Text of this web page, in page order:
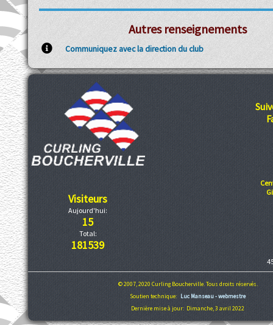
Autres renseignements
Communiquez avec la direction du club
Visiteurs
Aujourd'hui:
15
Total:
181539
© 2007, 2020 Curling Boucherville. Tous droits réservés.
Soutien technique:Luc Manseau - webmestre
Dernière mise à jour: Dimanche, 3 avril 2022